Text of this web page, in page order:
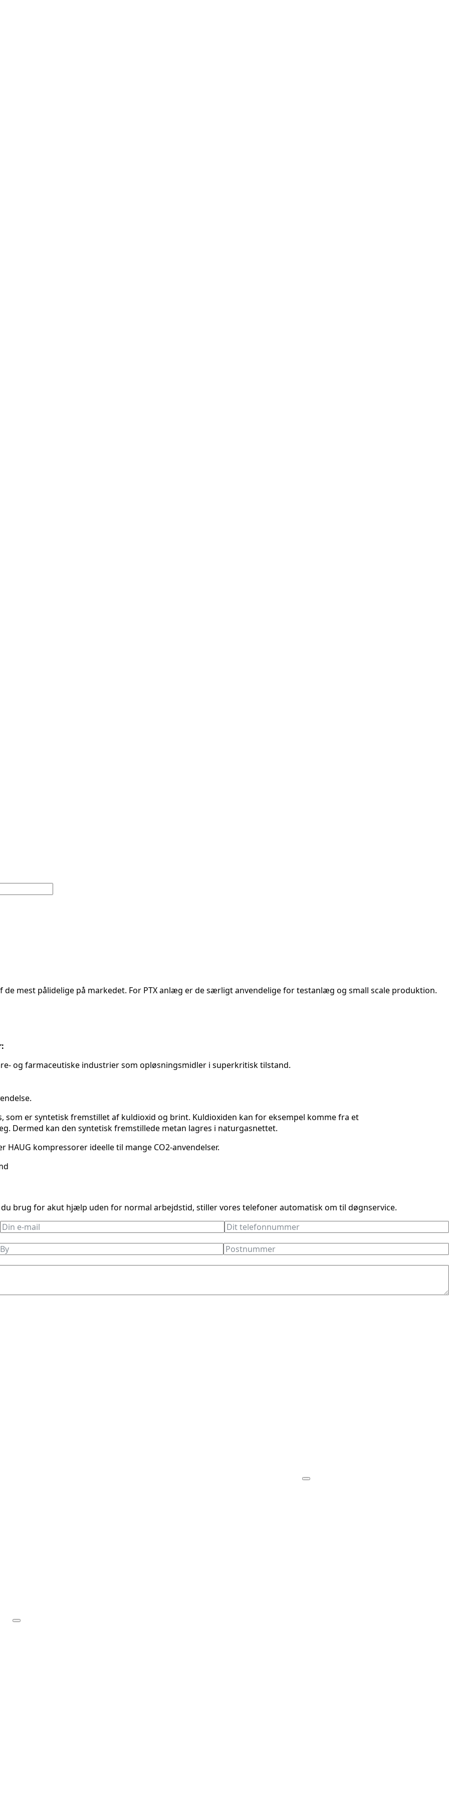
de mest pålidelige på markedet. For PTX anlæg er de særligt anvendelige for testanlæg og small scale produktion.
og farmaceutiske industrier som opløsningsmidler i superkritisk tilstand.
er syntetisk fremstillet af kuldioxid og brint. Kuldioxiden kan for eksempel komme fra et
Dermed kan den syntetisk fremstillede metan lagres i naturgasnettet.
kompressorer ideelle til mange CO2-anvendelser.
brug for akut hjælp uden for normal arbejdstid, stiller vores telefoner automatisk om til døgnservice.